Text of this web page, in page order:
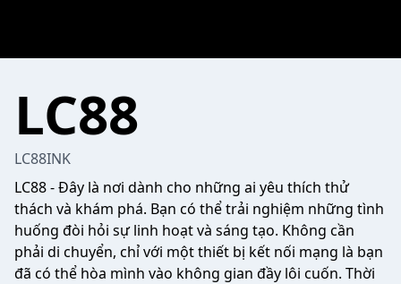
LC88
LC88INK
LC88- Đây là nơi dành cho những ai yêu thích thử
thách và khám phá. Bạn có thể trải nghiệm những tình
huống đòi hỏi sự linh hoạt và sáng tạo. Không cần
phải di chuyển, chỉ với một thiết bị kết nối mạng là bạn
đã có thể hòa mình vào không gian đầy lôi cuốn. Thời